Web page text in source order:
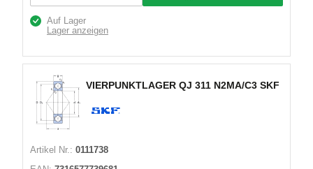
Auf Lager
Lager anzeigen
VIERPUNKTLAGER QJ 311 N2MA/C3 SKF
Artikel Nr.: 0111738